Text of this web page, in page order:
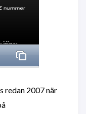
redan 2007 när